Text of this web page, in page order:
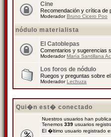
Cine
Recomendación y crítica de
ModeradorBruno Cicero Poo
nódulo materialista
El Catoblepas
Comentarios y sugerencias
ModeradorMaría Santillana
Los foros de nódulo
Ruegos y preguntas sobre
ModeradorLechuza
Qui�n est� conectado
Nuestros usuarios han
Tenemos 339 usuarios
El �ltimo usuario registrado